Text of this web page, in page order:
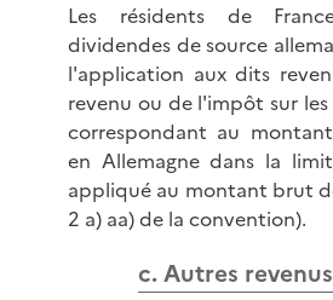
Les résidents de
dividendes de source
l'application aux dits
revenu ou de l'impôt sur
correspondant au
en Allemagne dans la
appliqué au montant brut
2 a) aa) de la convention).
c. Autres revenus